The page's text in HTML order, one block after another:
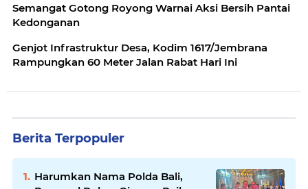
Semangat Gotong Royong Warnai Aksi Bersih Pantai
Kedonganan
Genjot Infrastruktur Desa, Kodim 1617/Jembrana
Rampungkan 60 Meter Jalan Rabat Hari Ini
Berita Terpopuler
Harumkan Nama Polda Bali,